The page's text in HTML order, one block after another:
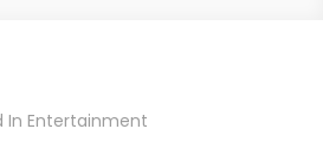
In Entertainment